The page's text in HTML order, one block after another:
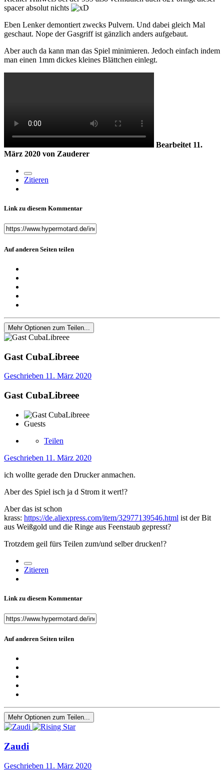
spacer absolut nichts
Eben Lenker demontiert zwecks Pulvern. Und dabei gleich Mal
geschaut. Nope der Gasgriff ist gänzlich anders aufgebaut.
Aber auch da kann man das Spiel minimieren. Jedoch einfach indem
man einen 1mm dickes kleines Blättchen einlegt.
Bearbeitet 11.
März 2020 von Zauderer
Zitieren
Link zu diesem Kommentar
Auf anderen Seiten teilen
Mehr Optionen zum Teilen...
Gast CubaLibreee
Geschrieben 11. März 2020
Gast CubaLibreee
Guests
Teilen
Geschrieben 11. März 2020
ich wollte gerade den Drucker anmachen.
Aber des Spiel isch ja d Strom it wert!?
Aber das ist schon
krass: https://de.aliexpress.com/item/32977139546.html ist der Bit
aus Weißgold und die Ringe aus Feenstaub gepresst?
Trotzdem geil fürs Teilen zum/und selber drucken!?
Zitieren
Link zu diesem Kommentar
Auf anderen Seiten teilen
Mehr Optionen zum Teilen...
Zaudi
Geschrieben 11. März 2020